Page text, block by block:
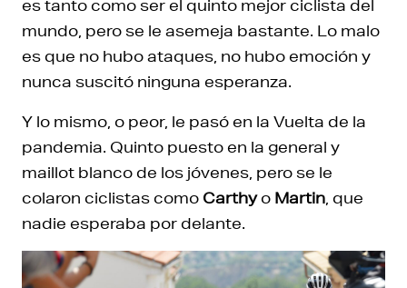
es tanto como ser el quinto mejor ciclista del
mundo, pero se le asemeja bastante. Lo malo
es que no hubo ataques, no hubo emoción y
nunca suscitó ninguna esperanza.
Y lo mismo, o peor, le pasó en la Vuelta de la
pandemia. Quinto puesto en la general y
maillot blanco de los jóvenes, pero se le
colaron ciclistas como Carthyo Martin , que
nadie esperaba por delante.